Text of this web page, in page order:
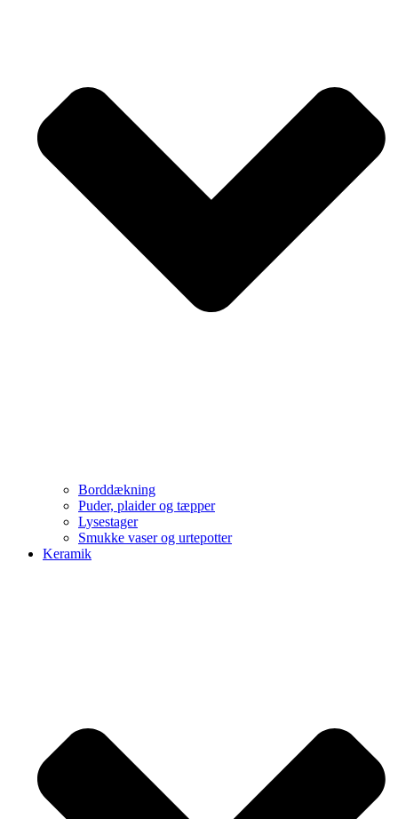
Borddækning
Puder, plaider og tæpper
Lysestager
Smukke vaser og urtepotter
Keramik